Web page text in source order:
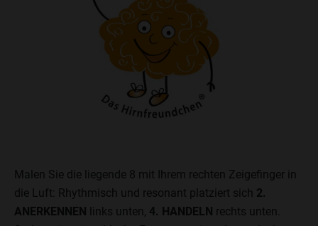
Malen Sie die liegende 8 mit Ihrem rechten Zeigefinger in
die Luft: Rhythmisch und resonant platziert sich 2.
ANERKENNEN
links unten, 4. HANDELN rechts unten.